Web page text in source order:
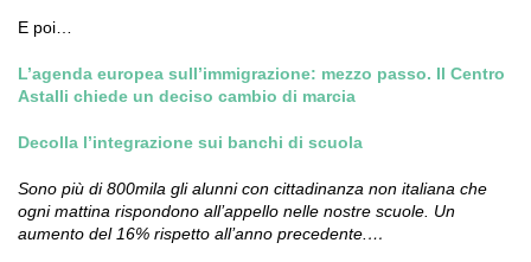
E poi…
L’agenda europea sull’immigrazione: mezzo passo. Il Centro
Astalli chiede un deciso cambio di marcia
Decolla l’integrazione sui banchi di scuola
Sono più di 800mila gli alunni con cittadinanza non italiana che
ogni mattina rispondono all’appello nelle nostre scuole. Un
aumento del 16% rispetto all’anno precedente.…